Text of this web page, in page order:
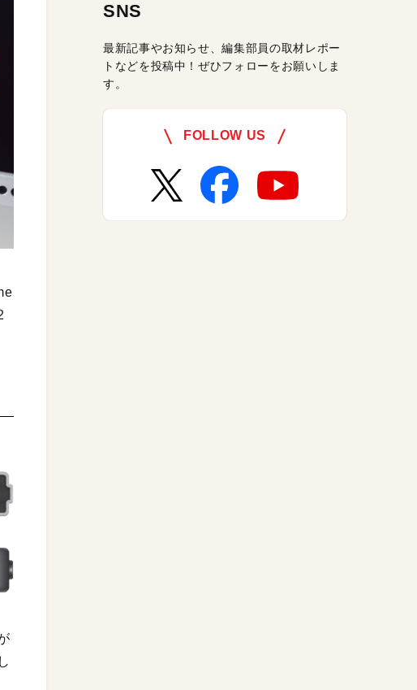
SNS
最新記事やお知らせ、編集部員の取材レポー
トなどを投稿中！ぜひフォローをお願いしま
す。
FOLLOW US